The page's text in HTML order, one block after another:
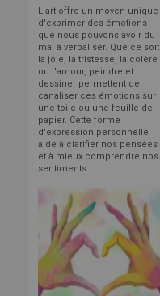
L'art offre un moyen unique
d'exprimer des émotions
que nous pouvons avoir du
mal à verbaliser. Que ce soit
la joie, la tristesse, la colère
ou l'amour, peindre et
dessiner permettent de
canaliser ces émotions sur
une toile ou une feuille de
papier. Cette forme
d'expression personnelle
aide à clarifier nos pensées
et à mieux comprendre nos
sentiments.